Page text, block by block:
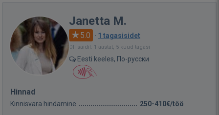
Janetta M.
5.0 · 1 tagasisidet
Oli saidil: 1 aastat, 5 kuud tagasi
Eesti keeles, По-русски
Hinnad
Kinnisvara hindamine 250-410€/töö